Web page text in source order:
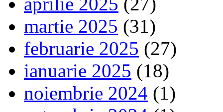
martie 2025 (31)
februarie 2025 (27)
ianuarie 2025 (18)
noiembrie 2024 (1)